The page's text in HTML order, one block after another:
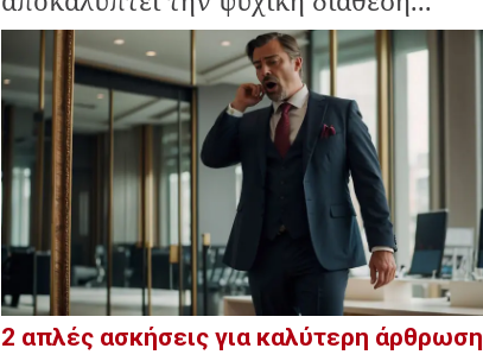
2 απλές ασκήσεις για καλύτερη άρθρωση